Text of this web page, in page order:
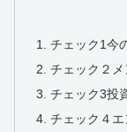
チェック1今
チェック２
チェック3投
チェック４